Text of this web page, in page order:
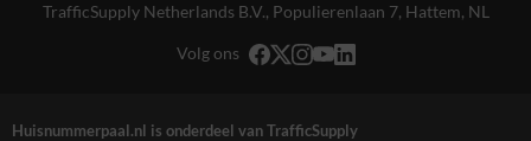
TrafficSupply Netherlands B.V., Populierenlaan 7, Hattem, NL
Volg ons
Huisnummerpaal.nl is onderdeel van TrafficSupply